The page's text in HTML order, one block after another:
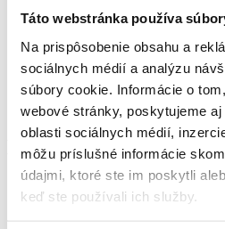
Táto webstránka používa
Na prispôsobenie obsahu a
sociálnych médií a analýzu
súbory cookie. Informácie o
webové stránky, poskytujeme
oblasti sociálnych médií,
môžu príslušné informácie
údajmi, ktoré ste im poskytli
keď ste používali ich služby.
Látky
VÝPREDAJ
Úvod
Obývačka
Obývacie zostavy
Sestava RANDOM
Akcia
-16.5%